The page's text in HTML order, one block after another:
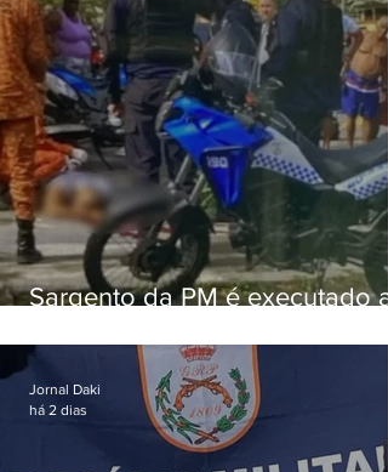
Sargento da PM é executado a
em Vaz Lobo
Jornal Daki
há 2 dias